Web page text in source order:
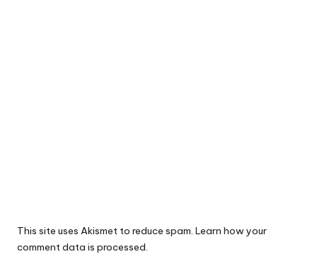
This site uses Akismet to reduce spam. Learn how your
comment data is processed.